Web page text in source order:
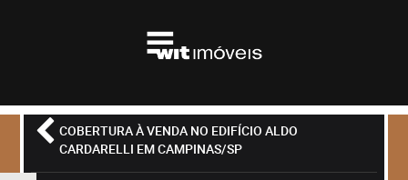
COBERTURA À VENDA NO EDIFÍCIO ALDO
CARDARELLI EM CAMPINAS/SP